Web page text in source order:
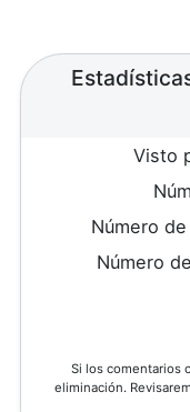
Visto
Número
Número
Si los comentarios
eliminación.